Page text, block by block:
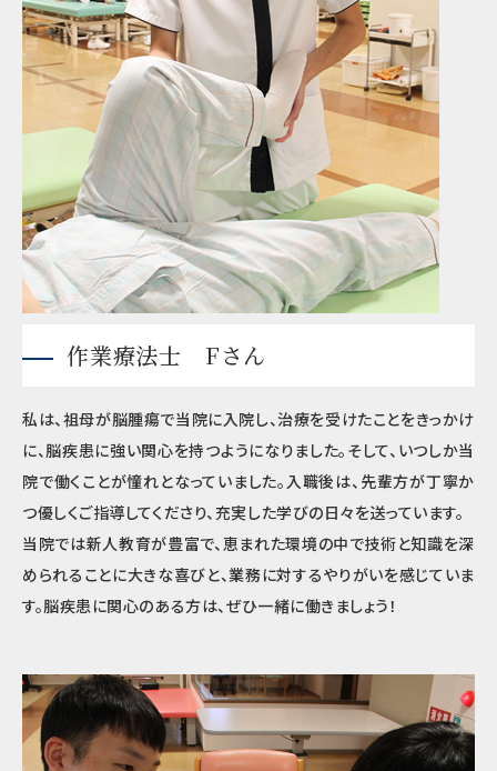
作業療法士 Fさん
私は、祖母が脳腫瘍で当院に入院し、治療を受けたことをきっかけ
に、脳疾患に強い関心を持つようになりました。そして、いつしか当
院で働くことが憧れとなっていました。入職後は、先輩方が丁寧か
つ優しくご指導してくださり、充実した学びの日々を送っています。
当院では新人教育が豊富で、恵まれた環境の中で技術と知識を深
められることに大きな喜びと、業務に対するやりがいを感じていま
す。脳疾患に関心のある方は、ぜひ一緒に働きましょう！